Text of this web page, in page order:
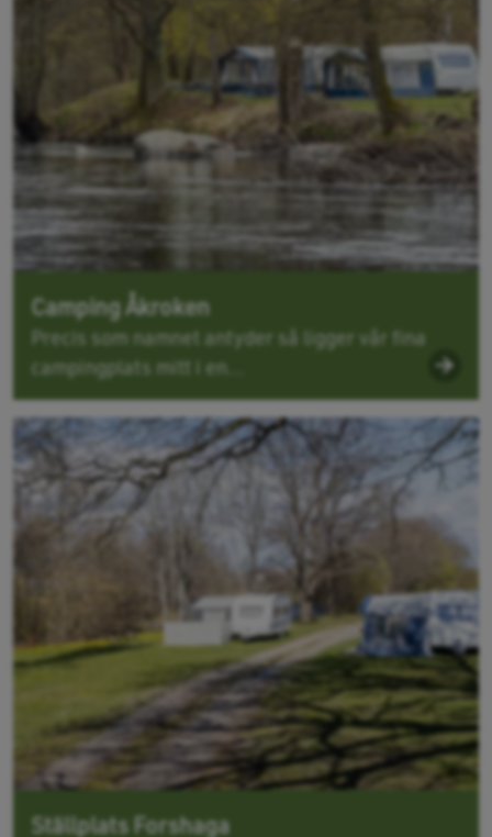
Camping Åkroken
Precis som namnet antyder så ligger vår fina
campingplats mitt i en...
Ställplats Forshaga